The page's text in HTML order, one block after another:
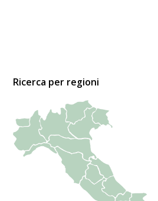
Ricerca per regioni